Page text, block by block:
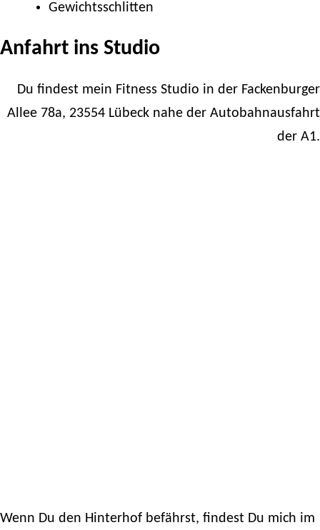
Gewichtsschlitten
Anfahrt ins Studio
Du findest mein Fitness Studio in der Fackenburger
Allee 78a, 23554 Lübeck nahe der Autobahnausfahrt
der A1.
Wenn Du den Hinterhof befährst, findest Du mich im